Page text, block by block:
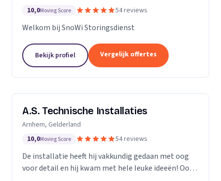
10,0Moving Score 54 reviews
Welkom bij SnoWi Storingsdienst
Bekijk profiel Vergelijk offertes
A.S. Technische Installaties
Arnhem, Gelderland
10,0Moving Score 54 reviews
De installatie heeft hij vakkundig gedaan met oog
voor detail en hij kwam met hele leuke ideeën! Ook